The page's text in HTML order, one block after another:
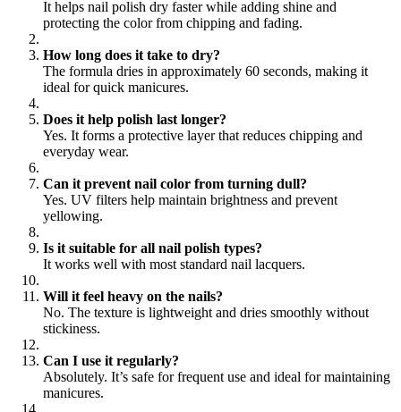
It helps nail polish dry faster while adding shine and
protecting the color from chipping and fading.
How long does it take to dry?
The formula dries in approximately 60 seconds, making it
ideal for quick manicures.
Does it help polish last longer?
Yes. It forms a protective layer that reduces chipping and
everyday wear.
Can it prevent nail color from turning dull?
Yes. UV filters help maintain brightness and prevent
yellowing.
Is it suitable for all nail polish types?
It works well with most standard nail lacquers.
Will it feel heavy on the nails?
No. The texture is lightweight and dries smoothly without
stickiness.
Can I use it regularly?
Absolutely. It’s safe for frequent use and ideal for maintaining
manicures.